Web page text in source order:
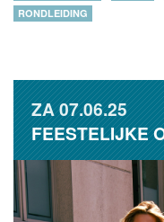
RONDLEIDING
ZA07.06.25
FEESTELIJKE